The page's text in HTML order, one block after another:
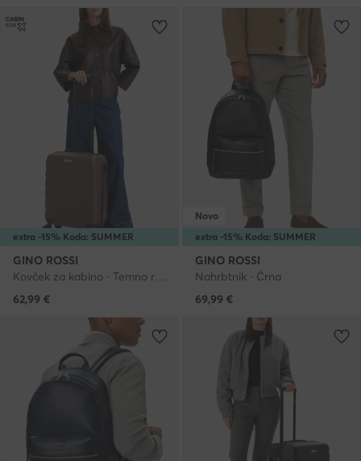
extra -15% Koda: SUMMER
GINO ROSSI
Kovček za kabino · Temno rjava
62,99 €
extra -15% Koda: SUMMER
Novo
GINO ROSSI
Nahrbtnik · Črna
69,99 €